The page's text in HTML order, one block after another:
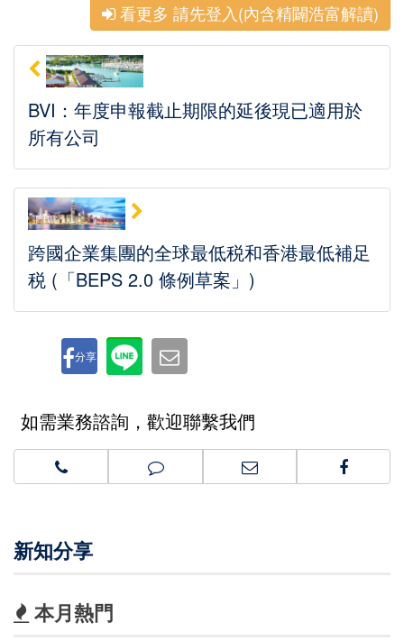
看更多 請先登入(內含精闢浩富解讀)
BVI：年度申報截止期限的延後現已適用於
所有公司
跨國企業集團的全球最低税和香港最低補足
税 (「BEPS 2.0 條例草案」)
分享
如需業務諮詢，歡迎聯繫我們
新知分享
本月熱門